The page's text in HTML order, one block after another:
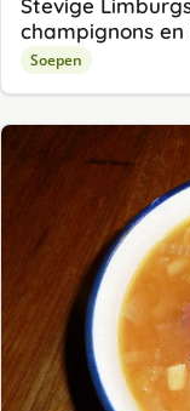
champignons en
Soepen